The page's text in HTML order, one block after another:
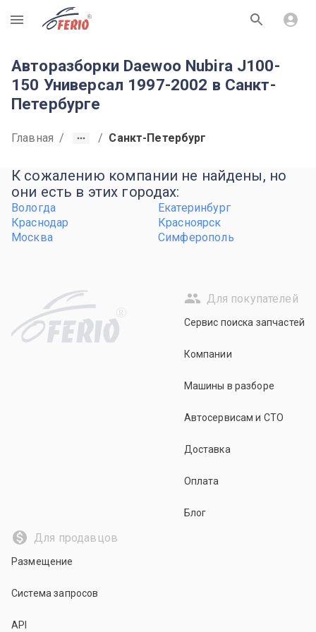
R
Авторазборки Daewoo Nubira J100-
150 Универсал 1997-2002 в Санкт-
Петербурге
Главная / / Санкт-Петербург
К сожалению компании не найдены, но
они есть в этих городах:
Вологда
Екатеринбург
Краснодар
Красноярск
Москва
Симферополь
R
Для покупателей
Сервис поиска запчастей
Компании
Машины в разборе
Автосервисам и СТО
Доставка
Оплата
Блог
Для продавцов
Размещение
Система запросов
API